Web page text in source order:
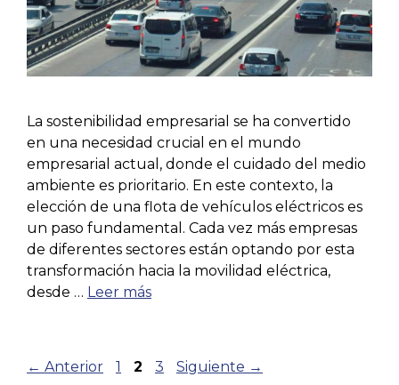
La sostenibilidad empresarial se ha convertido
en una necesidad crucial en el mundo
empresarial actual, donde el cuidado del medio
ambiente es prioritario. En este contexto, la
elección de una flota de vehículos eléctricos es
un paso fundamental. Cada vez más empresas
de diferentes sectores están optando por esta
transformación hacia la movilidad eléctrica,
desde … Leer más
Navegación
← Anterior Página
1 Página
2 Página
3 Siguiente →